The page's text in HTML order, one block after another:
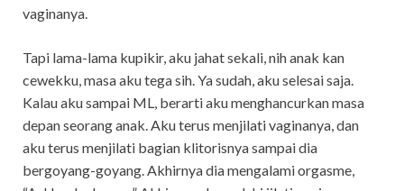
vaginanya.
Tapi lama-lama kupikir, aku jahat sekali, nih anak kan
cewekku, masa aku tega sih. Ya sudah, aku selesai saja.
Kalau aku sampai ML, berarti aku menghancurkan masa
depan seorang anak. Aku terus menjilati vaginanya, dan
aku terus menjilati bagian klitorisnya sampai dia
bergoyang-goyang. Akhirnya dia mengalami orgasme,